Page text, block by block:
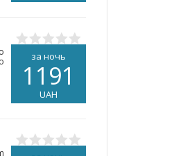
за ночь
1191
UAH